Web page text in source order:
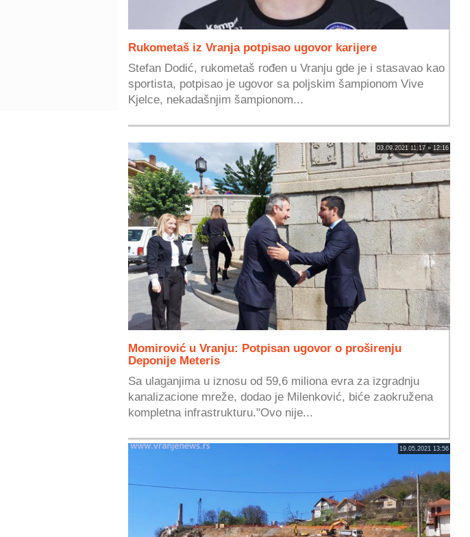
Rukometaš iz Vranja potpisao ugovor karijere
Stefan Dodić, rukometaš rođen u Vranju gde je i stasavao kao
sportista, potpisao je ugovor sa poljskim šampionom Vive
Kjelce, nekadašnjim šampionom...
03.09.2021 11:17 » 12:16
Momirović u Vranju: Potpisan ugovor o proširenju
Deponije Meteris
Sa ulaganjima u iznosu od 59,6 miliona evra za izgradnju
kanalizacione mreže, dodao je Milenković, biće zaokružena
kompletna infrastrukturu."Ovo nije...
19.05.2021 13:56